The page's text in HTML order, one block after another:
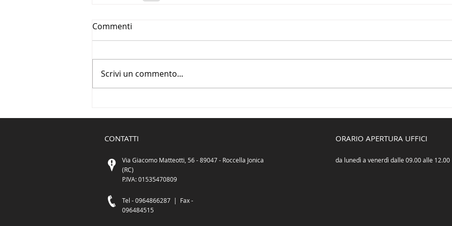
Commenti
Scrivi un commento...
CONTATTI
Via Giacomo Matteotti, 56 - 89047 - Roccella Jonica
(RC)
P.IVA: 01535470809
ORARIO APERTURA UFFICI
da lunedì a venerdì dalle 09.00 alle 12.00
Tel -0964866287 | Fax -
096484515